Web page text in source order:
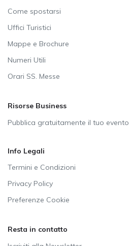
Come spostarsi
Uffici Turistici
Mappe e Brochure
Numeri Utili
Orari SS. Messe
Risorse Business
Pubblica gratuitamente il tuo evento
Info Legali
Termini e Condizioni
Privacy Policy
Preferenze Cookie
Resta in contatto